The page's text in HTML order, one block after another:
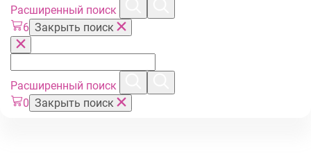
Расширенный поиск
6 Закрыть поиск
Расширенный поиск
0 Закрыть поиск